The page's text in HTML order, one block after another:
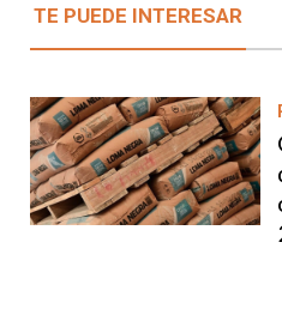
TE PUEDE INTERESAR